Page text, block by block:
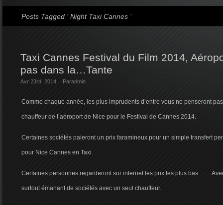
Posts Tagged ‘ Night Taxi Cannes ’
Taxi Cannes Festival du Film 2014,
pas dans la…Tante
Avr 23rd. 2014 Paradmin
Comme chaque année, les plus imprudents d’entre vous ne penseront
chauffeur de l’aéroport de Nice pour le Festival de Cannes 2014.
Certaines sociétés paieront un prix faramineux pour un simple transfert
pour Nice Cannes en Taxi.
Certaines personnes regarderont sur internet les prix les plus bas
surtout émanant de sociétés avec un seul chauffeur.